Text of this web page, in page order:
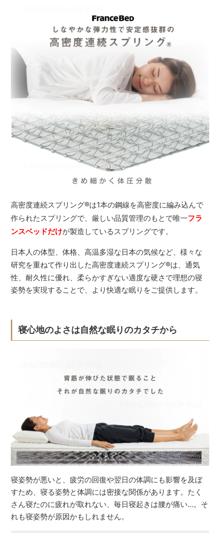
高密度連続スプリング®は1本の鋼線を高密度に編み込んで
作られたスプリングで、厳しい品質管理のもとで唯一フラ
ンスベッドだけが製造しているスプリングです。
日本人の体型、体格、高温多湿な日本の気候など、様々な
研究を重ねて作り出した高密度連続スプリング®は、通気
性、耐久性に優れ、柔らかすぎない適度な硬さで理想の寝
姿勢を実現することで、より快適な眠りをご提供します。
寝心地のよさは自然な眠りのカタチから
寝姿勢が悪いと、疲労の回復や翌日の体調にも影響を及ぼ
すため、寝る姿勢と体調には密接な関係があります。たく
さん寝たのに疲れが取れない、毎日寝起きは腰が痛い…。そ
れも寝姿勢が原因かもしれません。